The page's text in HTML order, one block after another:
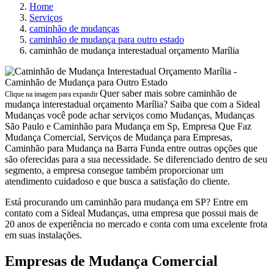
Home
Serviços
caminhão de mudanças
caminhão de mudança para outro estado
caminhão de mudança interestadual orçamento Marília
Clique na imagem para expandir Quer saber mais sobre caminhão de
mudança interestadual orçamento Marília? Saiba que com a Sideal
Mudanças você pode achar serviços como Mudanças, Mudanças
São Paulo e Caminhão para Mudança em Sp, Empresa Que Faz
Mudança Comercial, Serviços de Mudança para Empresas,
Caminhão para Mudança na Barra Funda entre outras opções que
são oferecidas para a sua necessidade. Se diferenciado dentro de seu
segmento, a empresa consegue também proporcionar um
atendimento cuidadoso e que busca a satisfação do cliente.
Está procurando um caminhão para mudança em SP? Entre em
contato com a Sideal Mudanças, uma empresa que possui mais de
20 anos de experiência no mercado e conta com uma excelente frota
em suas instalações.
Empresas de Mudança Comercial